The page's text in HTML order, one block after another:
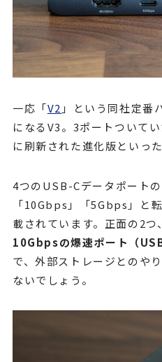
一応「V2 」という同社定番
になるV3。3ポートついて
に刷新された進化版といった
4つのUSB-Cデータポート
「10Gbps」「5Gbps」と
載されています。正面の2つ
10Gbpsの爆速ポート（
で、外部ストレージとのや
ないでしょう。